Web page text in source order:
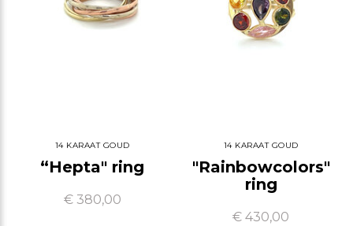
14 KARAAT GOUD
“Hepta" ring
€ 380,00
14 KARAAT GOUD
"Rainbowcolors"
ring
€ 430,00